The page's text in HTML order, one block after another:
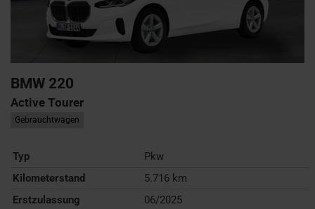
BMW 220
Active Tourer
Gebrauchtwagen
Typ
Pkw
Kilometerstand
5.716 km
Erstzulassung
06/2025